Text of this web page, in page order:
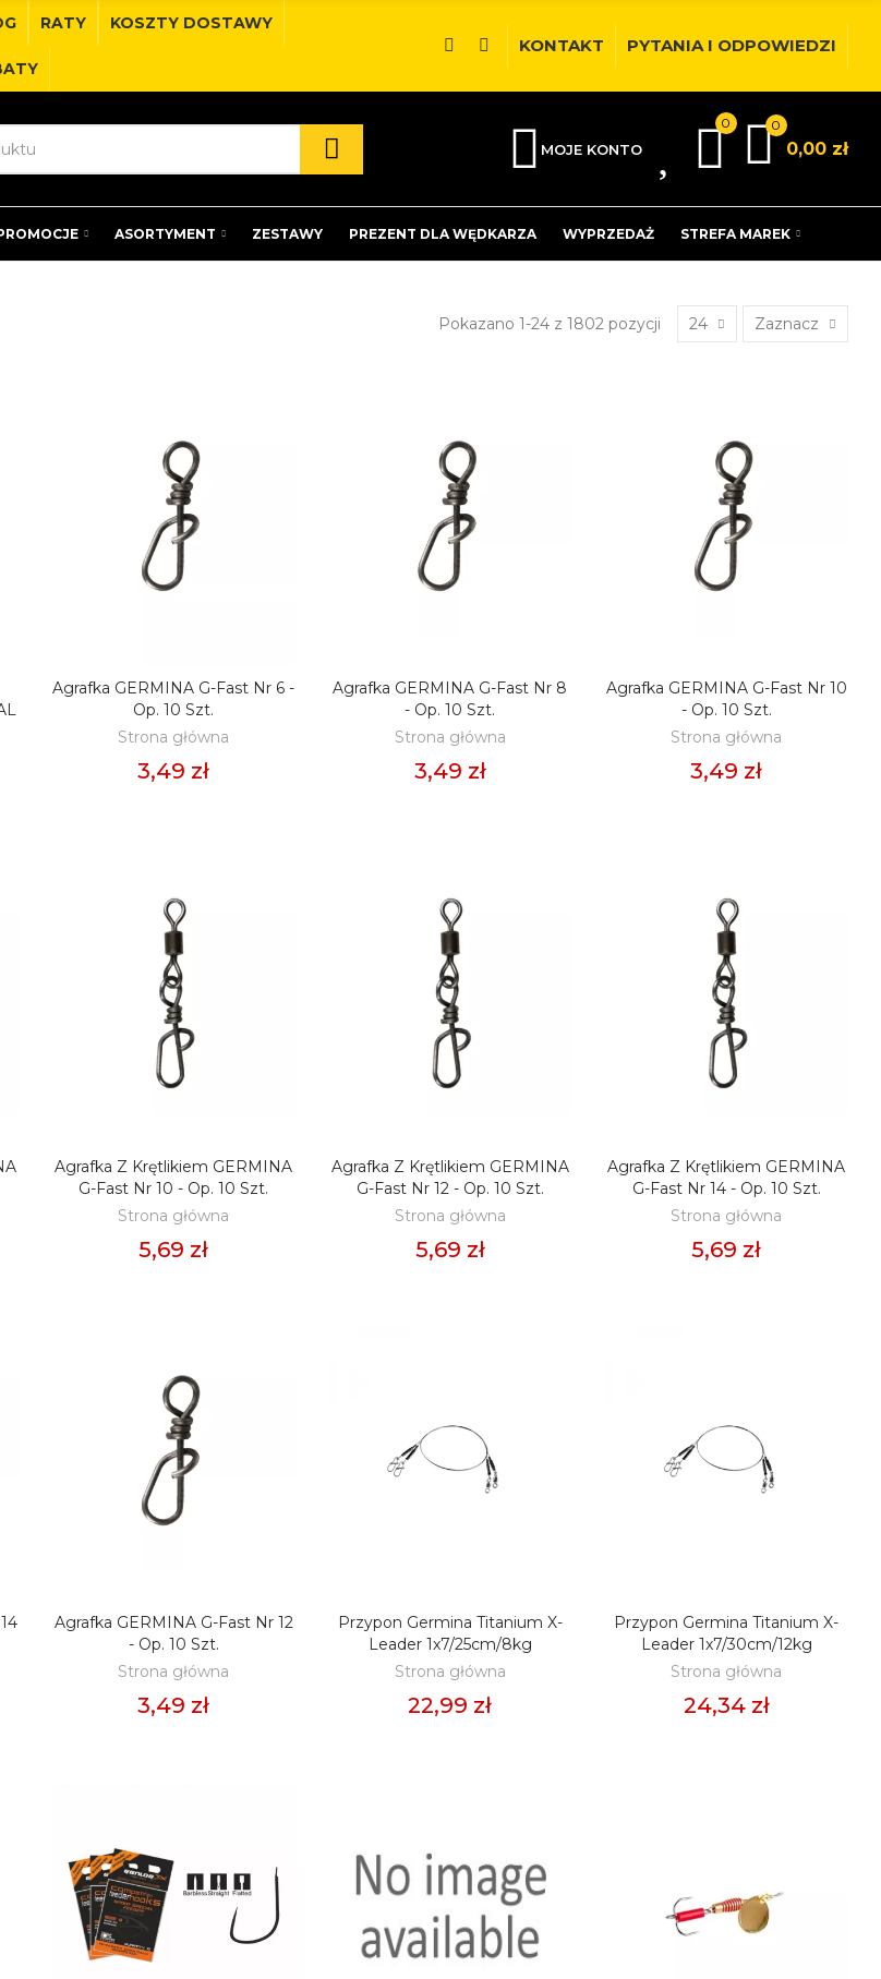
RATY KOSZTY DOSTAWY
KONTAKT PYTANIA I ODPOWIEDZI
MOJE KONTO
0 0
0,00 zł
ASORTYMENT ZESTAWY PREZENT DLA WĘDKARZA WYPRZEDAŻ STREFA MAREK
Pokazano 1-24 z 1802 pozycji 24 Zaznacz
DODAJ DO KOSZYKA
Agrafka GERMINA G-Fast Nr 6 -
Op. 10 Szt.
Strona główna
3,49 zł
DODAJ DO KOSZYKA
Agrafka GERMINA G-Fast Nr 8
- Op. 10 Szt.
Strona główna
3,49 zł
DODAJ DO KOSZYKA
Agrafka GERMINA G-Fast Nr 10
- Op. 10 Szt.
Strona główna
3,49 zł
DODAJ DO KOSZYKA
Agrafka Z Krętlikiem GERMINA
G-Fast Nr 10 - Op. 10 Szt.
Strona główna
5,69 zł
DODAJ DO KOSZYKA
Agrafka Z Krętlikiem GERMINA
G-Fast Nr 12 - Op. 10 Szt.
Strona główna
5,69 zł
DODAJ DO KOSZYKA
Agrafka Z Krętlikiem GERMINA
G-Fast Nr 14 - Op. 10 Szt.
Strona główna
5,69 zł
DODAJ DO KOSZYKA
Agrafka GERMINA G-Fast Nr 12
- Op. 10 Szt.
Strona główna
3,49 zł
DODAJ DO KOSZYKA
Przypon Germina Titanium X-
Leader 1x7/25cm/8kg
Strona główna
22,99 zł
DODAJ DO KOSZYKA
Przypon Germina Titanium X-
Leader 1x7/30cm/12kg
Strona główna
24,34 zł
-
Pellet FEEDER BAIT
Brzoskwinia & Ananas